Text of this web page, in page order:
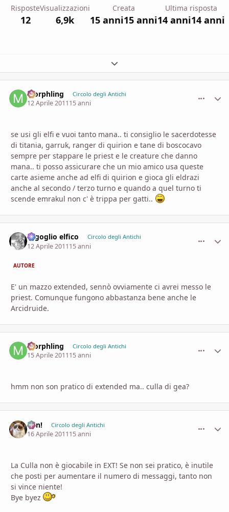
Risposte
12
Visualizzazioni
6,9k
Creata
15 anni15 anni
Ultima risposta
14 anni14 anni
Espandi panoramica del topic
Morphling Circolo degli Antichi
12 Aprile 201115 anni
se usi gli elfi e vuoi tanto mana.. ti consiglio le sacerdotesse
di titania, garruk, ranger di quirion e tane di boscocavo
sempre per stappare le priest e le creature che danno
mana.. ti posso assicurare che un mio amico usa queste
carte asieme anche ad elfi di quirion e gioca gli eldrazi
anche al secondo / terzo turno e quando a quel turno ti
scende emrakul non c' è trippa per gatti..
orgoglio elfico Circolo degli Antichi
12 Aprile 201115 anni
AUTORE
E' un mazzo extended, sennò ovviamente ci avrei messo le
priest. Comunque fungono abbastanza bene anche le
Arcidruide.
Morphling Circolo degli Antichi
15 Aprile 201115 anni
hmm non son pratico di extended ma.. culla di gea?
Ren! Circolo degli Antichi
16 Aprile 201115 anni
La Culla non è giocabile in EXT! Se non sei pratico, è inutile
che posti per aumentare il numero di messaggi, tanto non
si vince niente!
Bye byez